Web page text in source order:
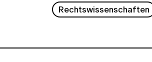
Rechtswissenschaften